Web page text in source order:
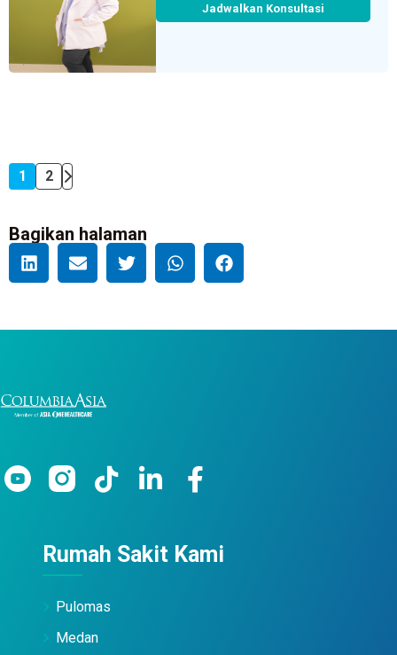
Jadwalkan Konsultasi
1 2
Bagikan halaman
Rumah Sakit Kami
Pulomas
Medan